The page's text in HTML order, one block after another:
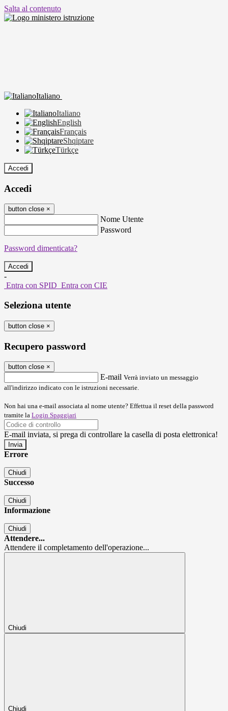
Salta al contenuto
Italiano
Italiano
English
Français
Shqiptare
Türkçe
Accedi
Accedi
button close ×
Nome Utente
Password
Password dimenticata?
-
Entra con SPID Entra con CIE
Seleziona utente
button close ×
Recupero password
button close ×
E-mail Verrà inviato un messaggio
all'indirizzo indicato con le istruzioni necessarie.
Non hai una e-mail associata al nome utente? Effettua il reset della password
tramite la Login Spaggiari
E-mail inviata, si prega di controllare la casella di posta elettronica!
Errore
Chiudi
Successo
Chiudi
Informazione
Chiudi
Attendere...
Attendere il completamento dell'operazione...
Chiudi
Chiudi